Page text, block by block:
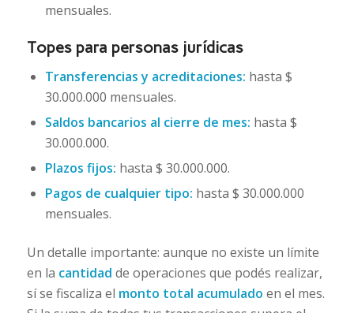
mensuales.
Topes para personas jurídicas
Transferencias y acreditaciones: hasta $
30.000.000 mensuales.
Saldos bancarios al cierre de mes: hasta $
30.000.000.
Plazos fijos: hasta $ 30.000.000.
Pagos de cualquier tipo: hasta $ 30.000.000
mensuales.
Un detalle importante: aunque no existe un límite
en la cantidad de operaciones que podés realizar,
sí se fiscaliza el monto total acumulado en el mes.